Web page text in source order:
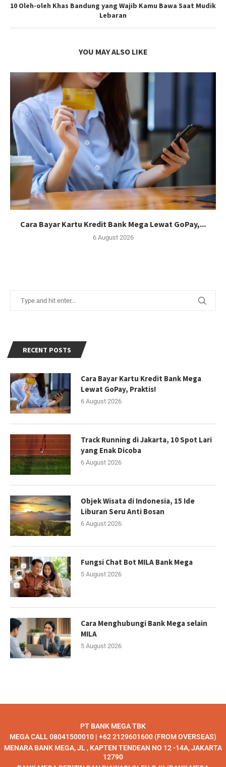
10 Oleh-oleh Khas Bandung yang Wajib Kamu Bawa Saat Mudik
Lebaran
YOU MAY ALSO LIKE
Cara Bayar Kartu Kredit Bank Mega Lewat GoPay,...
6 August 2026
RECENT POSTS
Cara Bayar Kartu Kredit Bank Mega
Lewat GoPay, Praktis!
6 August 2026
Track Running di Jakarta, 10 Spot Lari
yang Enak Dicoba
6 August 2026
Objek Wisata di Indonesia, 15 Ide
Liburan Seru Anti Bosan
6 August 2026
Fungsi Chat Bot MILA Bank Mega
5 August 2026
Cara Menghubungi Bank Mega selain
MILA
5 August 2026
PT BANK MEGA TBK
MEGA CALL 08041500010 | +62 2129601600 (FROM OVERSEAS)
MENARA BANK MEGA, JL , KAPTEN TENDEAN NO 12 -14A, JAKARTA
12790